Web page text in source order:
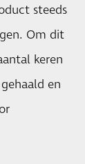
steeds
Om dit
keren
en